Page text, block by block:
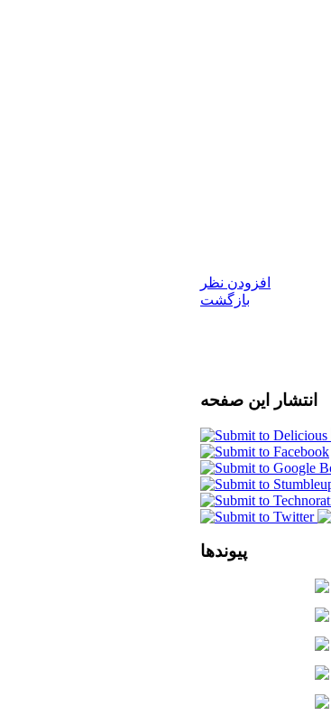
افزودن نظر
بازگشت
انتشار این صفحه
پیوندها